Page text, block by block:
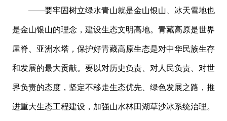
——要牢固树立绿水青山就是金山银山、冰天雪地也
是金山银山的理念，建设生态文明高地。青藏高原是世界
屋脊、亚洲水塔，保护好青藏高原生态是对中华民族生存
和发展的最大贡献。要以对历史负责、对人民负责、对世
界负责的态度，坚定不移走生态优先、绿色发展之路，推
进重大生态工程建设，加强山水林田湖草沙冰系统治理。